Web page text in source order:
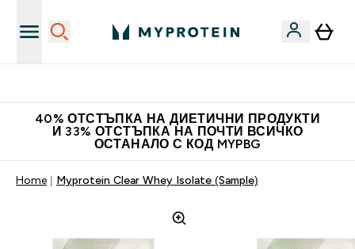
40% ОТСТЪПКА НА ДИЕТИЧНИ ПРОДУКТИ
И 33% ОТСТЪПКА НА ПОЧТИ ВСИЧКО
ОСТАНАЛО С КОД MYPBG
Home Myprotein Clear Whey Isolate (Sample)